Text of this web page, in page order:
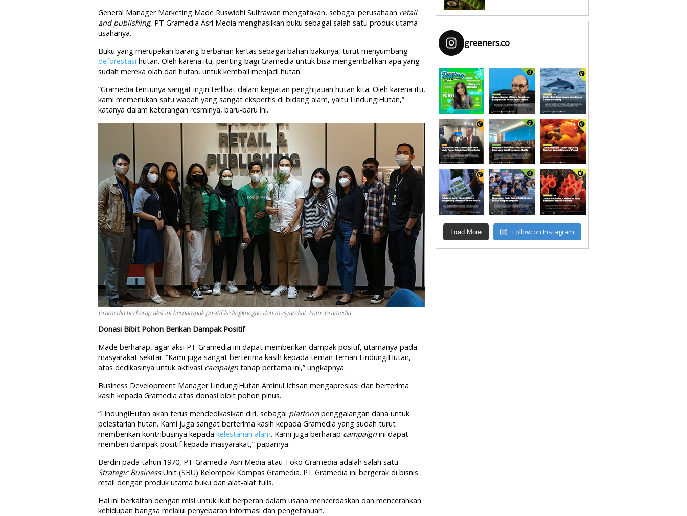
General Manager Marketing Made Ruswidhi Sultrawan mengatakan, sebagai perusahaan retail
and publishing, PT Gramedia Asri Media menghasilkan buku sebagai salah satu produk utama
usahanya.
Buku yang merupakan barang berbahan kertas sebagai bahan bakunya, turut menyumbang
deforestasi hutan. Oleh karena itu, penting bagi Gramedia untuk bisa mengembalikan apa yang
sudah mereka olah dari hutan, untuk kembali menjadi hutan.
“Gramedia tentunya sangat ingin terlibat dalam kegiatan penghijauan hutan kita. Oleh karena itu,
kami memerlukan satu wadah yang sangat ekspertis di bidang alam, yaitu LindungiHutan,”
katanya dalam keterangan resminya, baru-baru ini.
Gramedia berharap aksi ini berdampak positif ke lingkungan dan masyarakat. Foto: Gramedia
Donasi Bibit Pohon Berikan Dampak Positif
Made berharap, agar aksi PT Gramedia ini dapat memberikan dampak positif, utamanya pada
masyarakat sekitar. “Kami juga sangat berterima kasih kepada teman-teman LindungiHutan,
atas dedikasinya untuk aktivasi campaign tahap pertama ini,” ungkapnya.
Business Development Manager LindungiHutan Aminul Ichsan mengapresiasi dan berterima
kasih kepada Gramedia atas donasi bibit pohon pinus.
“LindungiHutan akan terus mendedikasikan diri, sebagai platformpenggalangan dana untuk
pelestarian hutan. Kami juga sangat berterima kasih kepada Gramedia yang sudah turut
memberikan kontribusinya kepada kelestarian alam. Kami juga berharap campaign ini dapat
memberi dampak positif kepada masyarakat,” paparnya.
Berdiri pada tahun 1970, PT Gramedia Asri Media atau Toko Gramedia adalah salah satu
Strategic BusinessUnit (SBU) Kelompok Kompas Gramedia. PT Gramedia ini bergerak di bisnis
retail dengan produk utama buku dan alat-alat tulis.
Hal ini berkaitan dengan misi untuk ikut berperan dalam usaha mencerdaskan dan mencerahkan
kehidupan bangsa melalui penyebaran informasi dan pengetahuan.
greeners.co
Load More Follow on Instagram